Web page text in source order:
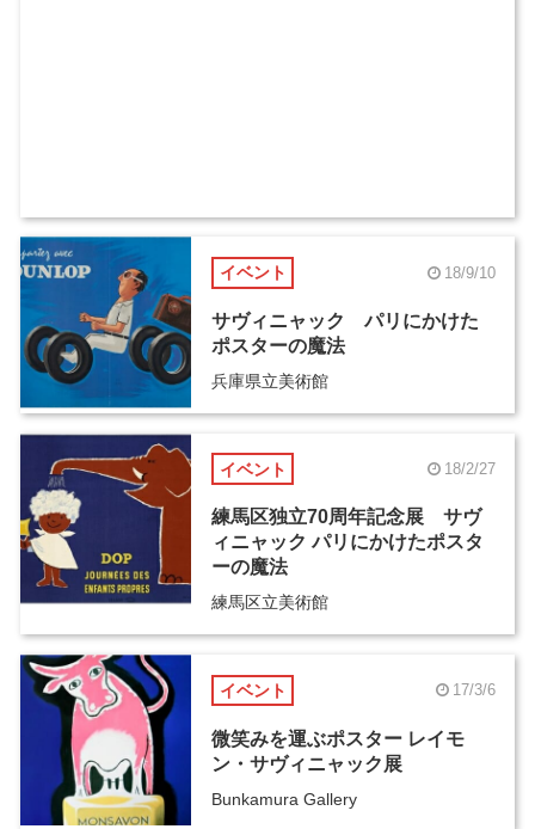
イベント 18/9/10
サヴィニャック パリにかけた
ポスターの魔法
兵庫県立美術館
イベント 18/2/27
練馬区独立70周年記念展 サヴ
ィニャック パリにかけたポスタ
ーの魔法
練馬区立美術館
イベント 17/3/6
微笑みを運ぶポスター レイモ
ン・サヴィニャック展
Bunkamura Gallery